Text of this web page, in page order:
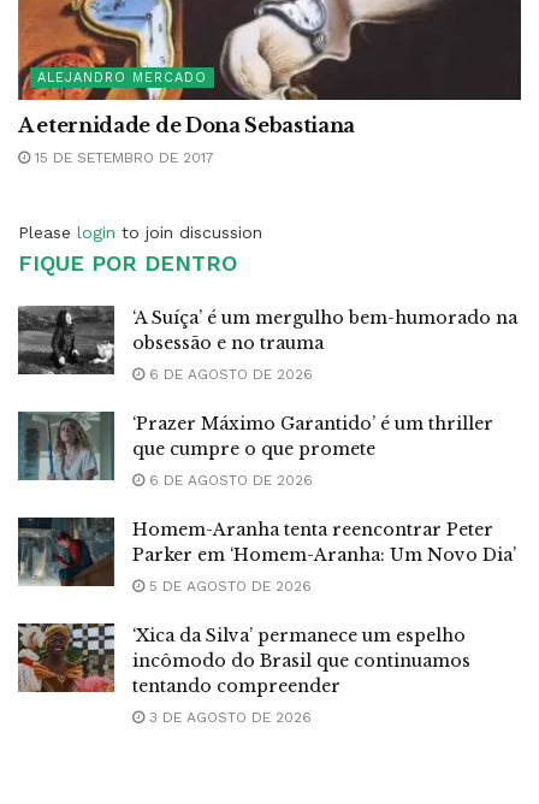
ALEJANDRO MERCADO
A eternidade de Dona Sebastiana
15 DE SETEMBRO DE 2017
Please login to join discussion
FIQUE POR DENTRO
‘A Suíça’ é um mergulho bem-humorado na
obsessão e no trauma
6 DE AGOSTO DE 2026
‘Prazer Máximo Garantido’ é um thriller
que cumpre o que promete
6 DE AGOSTO DE 2026
Homem-Aranha tenta reencontrar Peter
Parker em ‘Homem-Aranha: Um Novo Dia’
5 DE AGOSTO DE 2026
‘Xica da Silva’ permanece um espelho
incômodo do Brasil que continuamos
tentando compreender
3 DE AGOSTO DE 2026